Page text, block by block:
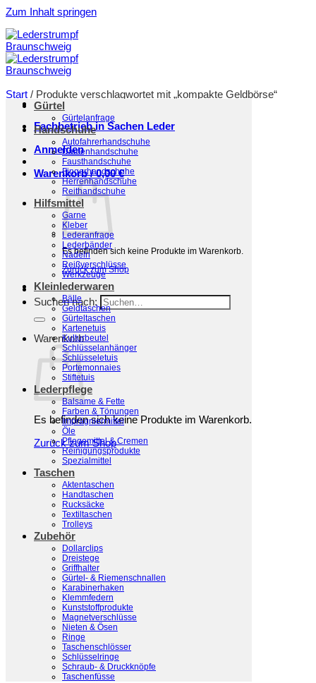
Zum Inhalt springen
Fachbetrieb in Sachen Leder
Anmelden
Warenkorb /0,00€
Es befinden sich keine Produkte im Warenkorb.
Zurück zum Shop
Suchen nach:
Warenkorb
Es befinden sich keine Produkte im Warenkorb.
Zurück zum Shop
Gürtel
Gürtelanfrage
Handschuhe
Autofahrerhandschuhe
Damenhandschuhe
Fausthandschuhe
Fingerhandschuhe
Herrenhandschuhe
Reithandschuhe
Hilfsmittel
Garne
Kleber
Lederanfrage
Lederbänder
Nadeln
Reißverschlüsse
Werkzeuge
Kleinlederwaren
Bälle
Geldtaschen
Gürteltaschen
Kartenetuis
Kulturbeutel
Schlüsselanhänger
Schlüsseletuis
Portemonnaies
Stiftetuis
Lederpflege
Balsame & Fette
Farben & Tönungen
Imprägniermittel
Öle
Pflegemittel & Cremen
Reinigungsprodukte
Spezialmittel
Taschen
Aktentaschen
Handtaschen
Rucksäcke
Textiltaschen
Trolleys
Zubehör
Dollarclips
Dreistege
Griffhalter
Gürtel- & Riemenschnallen
Karabinerhaken
Klemmfedern
Kunststoffprodukte
Magnetverschlüsse
Nieten & Ösen
Ringe
Taschenschlösser
Schlüsselringe
Schraub- & Druckknöpfe
Taschenfüsse
Start / Produkte verschlagwortet mit „kompakte Geldbörse“
Filter
Schnellansicht